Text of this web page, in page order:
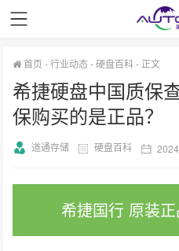
首页 -行业动态-硬盘百科- 正文
希捷硬盘中国质保
保购买的是正品？
道通存储 硬盘百科
希捷国行 原装